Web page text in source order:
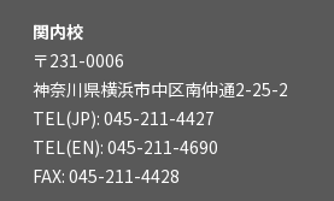
関内校
〒231-0006
神奈川県横浜市中区南仲通2-25-2
TEL(JP): 045-211-4427
TEL(EN): 045-211-4690
FAX: 045-211-4428